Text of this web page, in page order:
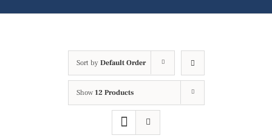
Sort by Default Order
Show 12 Products